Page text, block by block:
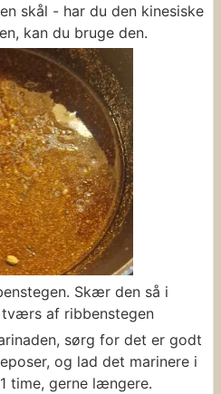
skål - har du den kinesiske
kan du bruge den.
Skær den så i
af ribbenstegen
sørg for det er godt
og lad det marinere i
time, gerne længere.